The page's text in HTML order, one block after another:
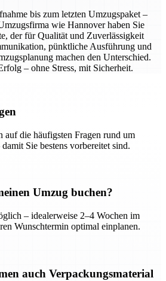
bis zum letzten Umzugspaket –
wie Hannover haben Sie
der für Qualität und Zuverlässigkeit
pünktliche Ausführung und
machen den Unterschied.
– ohne Stress, mit Sicherheit.
die häufigsten Fragen rund um
Sie bestens vorbereitet sind.
Umzug buchen?
– idealerweise 2–4 Wochen im
Wunschtermin optimal einplanen.
auch Verpackungsmaterial